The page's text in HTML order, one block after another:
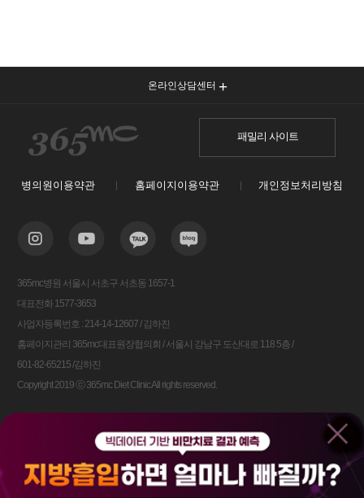
온라인상담센터
패밀리 사이트
병의원이용약관 홈페이지이용약관 개인정보처리방침
365mc병원 서울시 서초구 서초동 1657-1
대표전화 1577-3653
사업자등록번호 : 214-14-12607 / 김하진
홈페이지관리 365mc대표원장협의회 / 서울시 강남구 도산대로 118 5층 /
601-82-65215 /김하진
Copyright 2019 ⓒ 365mc Diet Clinic All rights reserved.